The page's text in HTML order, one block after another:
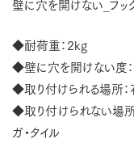
壁に穴を開けない_フッ
◆耐荷重：2kg
◆壁に穴を開けない度
◆取り付けられる場所：
◆取り付けられない場所
ガ・タイル